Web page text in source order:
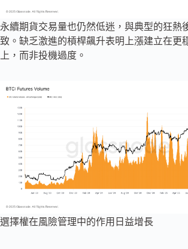
永續期貨交易量也仍然低迷，與典型的狂熱
致。缺乏激進的槓桿飆升表明上漲建立在更
上，而非投機過度。
選擇權在風險管理中的作用日益增長